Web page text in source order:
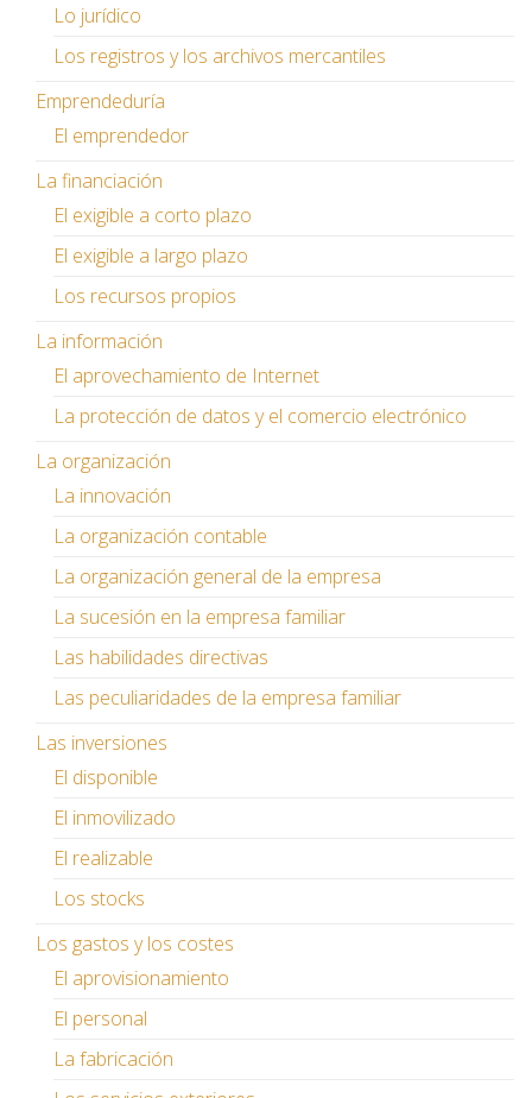
Lo jurídico
Los registros y los archivos mercantiles
Emprendeduría
El emprendedor
La financiación
El exigible a corto plazo
El exigible a largo plazo
Los recursos propios
La información
El aprovechamiento de Internet
La protección de datos y el comercio electrónico
La organización
La innovación
La organización contable
La organización general de la empresa
La sucesión en la empresa familiar
Las habilidades directivas
Las peculiaridades de la empresa familiar
Las inversiones
El disponible
El inmovilizado
El realizable
Los stocks
Los gastos y los costes
El aprovisionamiento
El personal
La fabricación